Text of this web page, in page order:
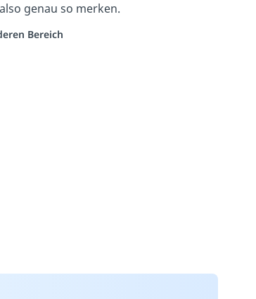
genau so merken.
Bereich